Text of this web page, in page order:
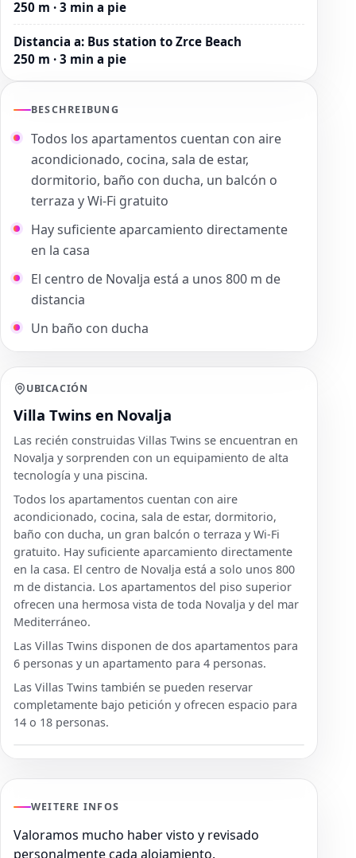
250 m · 3 min a pie
Distancia a: Bus station to Zrce Beach
250 m · 3 min a pie
BESCHREIBUNG
Todos los apartamentos cuentan con aire
acondicionado, cocina, sala de estar,
dormitorio, baño con ducha, un balcón o
terraza y Wi-Fi gratuito
Hay suficiente aparcamiento directamente
en la casa
El centro de Novalja está a unos 800 m de
distancia
Un baño con ducha
UBICACIÓN
Villa Twins en Novalja
Las recién construidas Villas Twins se encuentran en
Novalja y sorprenden con un equipamiento de alta
tecnología y una piscina.
Todos los apartamentos cuentan con aire
acondicionado, cocina, sala de estar, dormitorio,
baño con ducha, un gran balcón o terraza y Wi-Fi
gratuito. Hay suficiente aparcamiento directamente
en la casa. El centro de Novalja está a solo unos 800
m de distancia. Los apartamentos del piso superior
ofrecen una hermosa vista de toda Novalja y del mar
Mediterráneo.
Las Villas Twins disponen de dos apartamentos para
6 personas y un apartamento para 4 personas.
Las Villas Twins también se pueden reservar
completamente bajo petición y ofrecen espacio para
14 o 18 personas.
WEITERE INFOS
Valoramos mucho haber visto y revisado
personalmente cada alojamiento.